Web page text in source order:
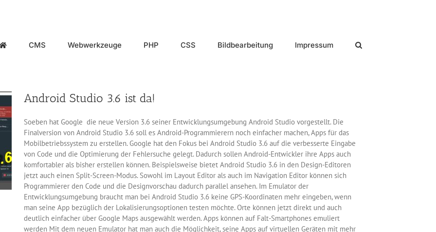
CMS Webwerkzeuge PHP CSS Bildbearbeitung Impressum
Android Studio 3.6 ist da!
Soeben hat Google die neue Version 3.6 seiner Entwicklungsumgebung Android Studio vorgestellt. Die
Finalversion von Android Studio 3.6 soll es Android-Programmierern noch einfacher machen, Apps für das
Mobilbetriebssystem zu erstellen. Google hat den Fokus bei Android Studio 3.6 auf die verbesserte Eingabe
von Code und die Optimierung der Fehlersuche gelegt. Dadurch sollen Android-Entwickler ihre Apps auch
komfortabler als bisher erstellen können. Beispielsweise bietet Android Studio 3.6 in den Design-Editoren
jetzt auch einen Split-Screen-Modus. Sowohl im Layout Editor als auch im Navigation Editor können sich
Programmierer den Code und die Designvorschau dadurch parallel ansehen. Im Emulator der
Entwicklungsumgebung braucht man bei Android Studio 3.6 keine GPS-Koordinaten mehr eingeben, wenn
man seine App bezüglich der Lokalisierungsoptionen testen möchte. Orte können jetzt direkt und auch
deutlich einfacher über Google Maps ausgewählt werden. Apps können auf Falt-Smartphones emuliert
werden Mit dem neuen Emulator hat man auch die Möglichkeit, seine Apps auf virtuellen Geräten mit mehr